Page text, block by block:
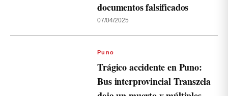
documentos falsificados
07/04/2025
Puno
Trágico accidente en Puno:
Bus interprovincial Transzela